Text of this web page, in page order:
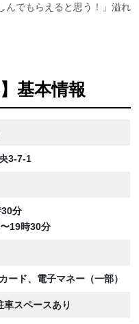
んでもらえると思う！」溢れ
基本情報
3-7-1
分
19時30分
ード、電子マネー（一部）
車スペースあり